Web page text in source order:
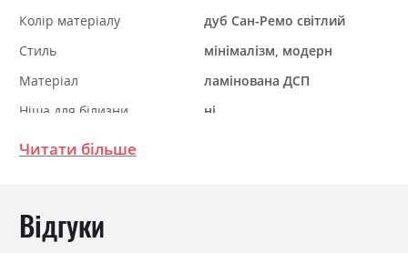
Колір матеріалу
дуб Сан-Ремо світлий
Стиль
мінімалізм, модерн
Матеріал
ламінована ДСП
Ніша для білизни
ні
Спальне місце
Читати більше
Відгуки